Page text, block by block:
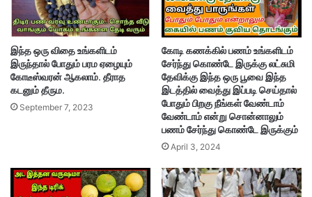
இந்த ஒரு விதை உங்களிடம்
இருந்தால் போதும் பரம ஏழையும்
கோடீஸ்வரன் ஆகலாம். தீராத
கடனும் தீரும.
September 7, 2023
கோடி கணக்கில் பணம் உங்களிடம்
சேர்ந்து கொண்டே இருக்கு லட்சுமி
தேவிக்கு இந்த ஒரு பூவை இந்த
இடத்தில் வைத்து இப்படி செய்தால்
போதும் பிறகு நீங்கள் வேண்டாம்
வேண்டாம் என்று சொன்னாலும்
பணம் சேர்ந்து கொண்டே இருக்கும்
April 3, 2024